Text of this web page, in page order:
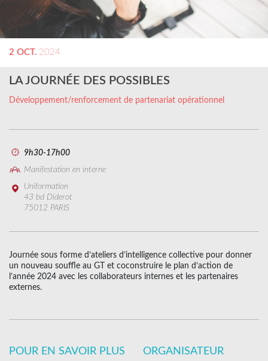
2 OCT. 2024
LA JOURNÉE DES POSSIBLES
Développement/renforcement de partenariat opérationnel
9h30-17h00
Manifestation en interne
Uniformation
43 bd Diderot
75012 PARIS
Journée sous forme d’ateliers d’intelligence collective pour donner
un nouveau souffle au GT et coconstruire le plan d’action de
l’année 2024 avec les collaborateurs internes et les partenaires
externes.
POUR EN SAVOIR PLUS ORGANISATEUR